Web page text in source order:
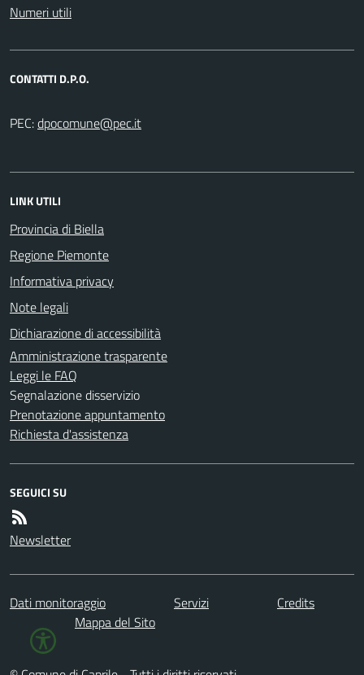
Numeri utili
CONTATTI D.P.O.
PEC:
LINK UTILI
Provincia di Biella
Regione Piemonte
Informativa privacy
Note legali
Dichiarazione di accessibilità
Amministrazione trasparente
Leggi le FAQ
Segnalazione disservizio
Prenotazione appuntamento
Richiesta d'assistenza
SEGUICI SU
Newsletter
Dati monitoraggio Servizi
Credits
Mappa del Sito